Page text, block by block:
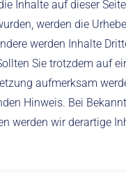
Inhalte auf dieser
werden die
werden Inhalte
Sie trotzdem auf
aufmerksam
Hinweis. Bei
werden wir derartige